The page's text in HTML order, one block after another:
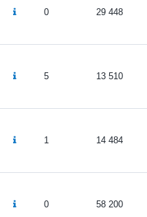
0 29 448
5 13 510
1 14 484
0 58 200